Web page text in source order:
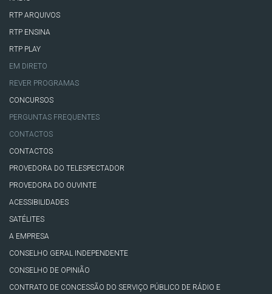
RTP ARQUIVOS
RTP ENSINA
RTP PLAY
EM DIRETO
REVER PROGRAMAS
CONCURSOS
PERGUNTAS FREQUENTES
CONTACTOS
CONTACTOS
PROVEDORA DO TELESPECTADOR
PROVEDORA DO OUVINTE
ACESSIBILIDADES
SATÉLITES
A EMPRESA
CONSELHO GERAL INDEPENDENTE
CONSELHO DE OPINIÃO
CONTRATO DE CONCESSÃO DO SERVIÇO PÚBLICO DE RÁDIO E